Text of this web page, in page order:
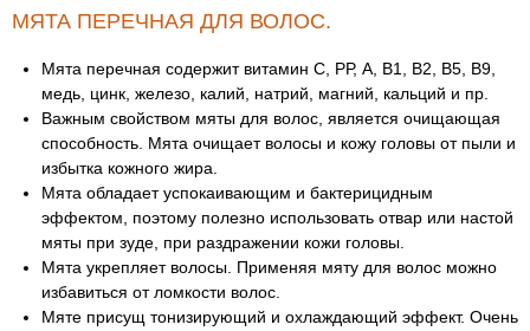
МЯТА ПЕРЕЧНАЯ ДЛЯ ВОЛОС.
Мята перечная содержит витамин С, РР, А, В1, В2, В5, В9,
медь, цинк, железо, калий, натрий, магний, кальций и пр.
Важным свойством мяты для волос, является очищающая
способность. Мята очищает волосы и кожу головы от пыли и
избытка кожного жира.
Мята обладает успокаивающим и бактерицидным
эффектом, поэтому полезно использовать отвар или настой
мяты при зуде, при раздражении кожи головы.
Мята укрепляет волосы. Применяя мяту для волос можно
избавиться от ломкости волос.
Мяте присущ тонизирующий и охлаждающий эффект. Очень